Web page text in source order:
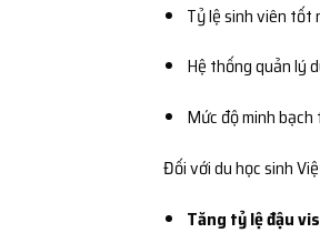
Tỷ lệ sinh viên tốt
Hệ thống quản lý
Mức độ minh
Đối với du học sinh
Tăng tỷ lệ đậu